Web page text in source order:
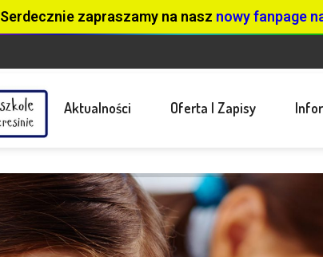
Serdecznie zapraszamy na nasz nowy fanpage
Aktualności Oferta I Zapisy